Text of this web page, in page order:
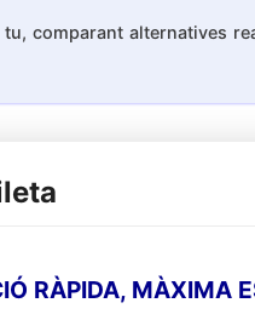
comparant alternatives
RÀPIDA, MÀXIMA